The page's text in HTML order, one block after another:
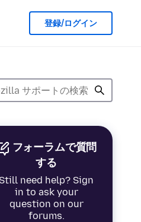
登録/ログイン
フォーラムで質問
する
Still need help? Sign
in to ask your
question on our
forums.